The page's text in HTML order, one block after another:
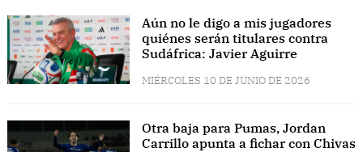
Aún no le digo a mis jugadores
quiénes serán titulares contra
Sudáfrica: Javier Aguirre
MIÉRCOLES 10 DE JUNIO DE 2026
Otra baja para Pumas, Jordan
Carrillo apunta a fichar con Chivas